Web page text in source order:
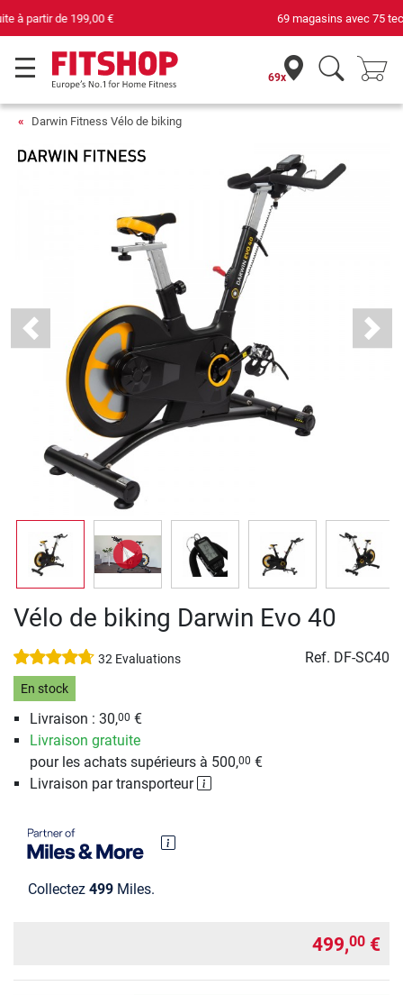
69 magasins avec 75 techniciens
69x
Darwin Fitness Vélo de biking
Previous Next
Vélo de biking Darwin Evo 40
32 Evaluations Ref. DF-SC40
En stock
Livraison : 30,00 €
Livraison gratuite
pour les achats supérieurs à 500,00 €
Livraison par transporteur
Collectez 499 Miles.
499,00 €